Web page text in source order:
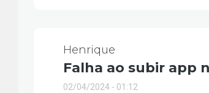
Henrique
Falha ao subir app
02/04/2024 - 01:12